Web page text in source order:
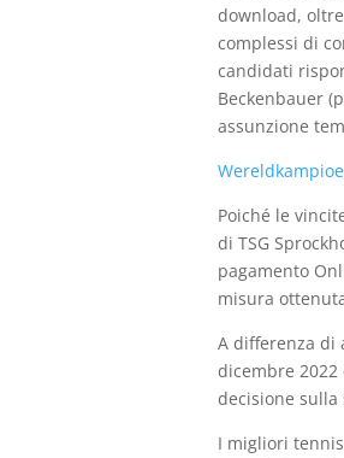
download,
complessi di
candidati
Beckenbauer
assunzione
Poiché le
di TSG
pagamento
misura
A differenza di
dicembre
decisione sulla
I migliori